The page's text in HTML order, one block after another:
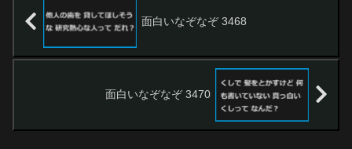
面白いなぞなぞ 3468
面白いなぞなぞ 3470